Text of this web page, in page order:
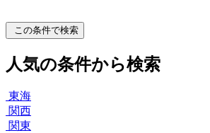
この条件で検索
人気の条件から検索
東海
関西
関東